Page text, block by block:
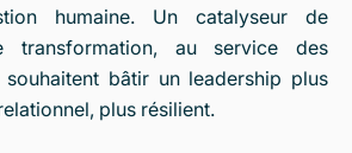
humaine. Un catalyseur de
transformation, au service des
bâtir un leadership plus
plus résilient.